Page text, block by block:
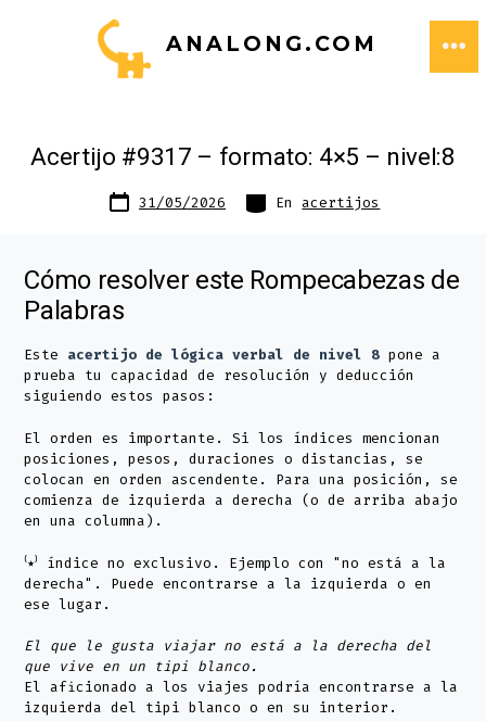
ANALONG.COM
Acertijo #9317 – formato: 4×5 – nivel:8
Fecha
de 31/05/2026 Categorías
En acertijos
Cómo resolver este Rompecabezas de
Palabras
Este acertijo de lógica verbal de nivel 8 pone a
prueba tu capacidad de resolución y deducción
siguiendo estos pasos:
El orden es importante. Si los índices mencionan
posiciones, pesos, duraciones o distancias, se
colocan en orden ascendente. Para una posición, se
comienza de izquierda a derecha (o de arriba abajo
en una columna).
⁽٭⁾ índice no exclusivo. Ejemplo con "no está a la
derecha". Puede encontrarse a la izquierda o en
ese lugar.
El que le gusta viajar no está a la derecha del
que vive en un tipi blanco.
El aficionado a los viajes podría encontrarse a la
izquierda del tipi blanco o en su interior.